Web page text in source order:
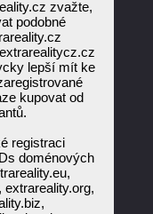
zvažte,
podobné
lepší mít ke
kupovat od
registraci
doménových
extrareality.org,